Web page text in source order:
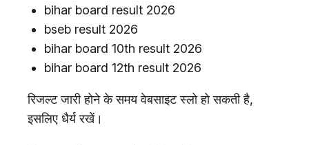
bihar board result 2026
bseb result 2026
bihar board 10th result 2026
bihar board 12th result 2026
रिजल्ट जारी होने के समय वेबसाइट स्लो हो सकती है,
इसलिए धैर्य रखें।